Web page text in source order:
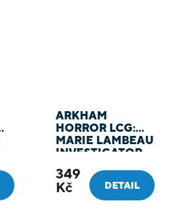
ARKHAM
HORROR LCG:
MARIE LAMBEAU
INVESTIGATOR
349
Kč
DETAIL